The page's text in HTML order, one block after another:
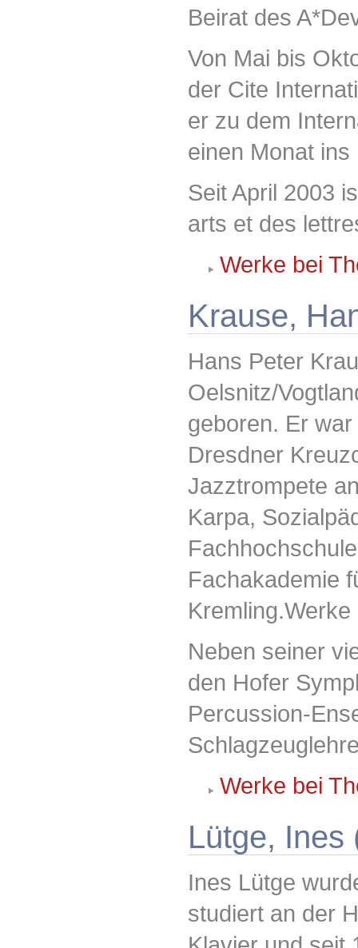
Beirat des
Von Mai bis
der Cite
er zu dem
einen Monat
Seit April 2003
arts et des
Werke bei
Krause,
Hans Peter
Oelsnitz/
geboren. Er
Dresdner
Jazztrompete
Karpa,
Fachakademie
Neben seiner
den Hofer
Percussion-
Werke bei
Lütge, Ines
Ines Lütge
studiert an der